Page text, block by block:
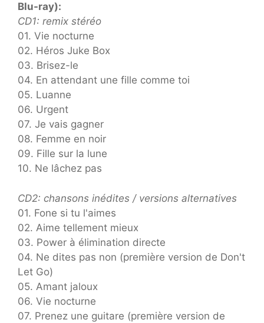
Blu-ray):
CD1: remix stéréo
01. Vie nocturne
02. Héros Juke Box
03. Brisez-le
04. En attendant une fille comme toi
05. Luanne
06. Urgent
07. Je vais gagner
08. Femme en noir
09. Fille sur la lune
10. Ne lâchez pas
CD2: chansons inédites / versions alternatives
01. Fone si tu l'aimes
02. Aime tellement mieux
03. Power à élimination directe
04. Ne dites pas non (première version de Don't
Let Go)
05. Amant jaloux
06. Vie nocturne
07. Prenez une guitare (première version de